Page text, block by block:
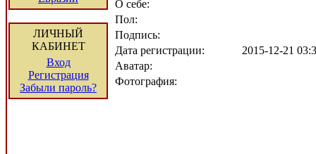
ЛИЧНЫЙ
КАБИНЕТ
Вход
Регистрация
Забыли пароль?
О себе:
Пол:
Подпись:
Дата регистрации:
2015-12-21
Аватар:
Фотография: